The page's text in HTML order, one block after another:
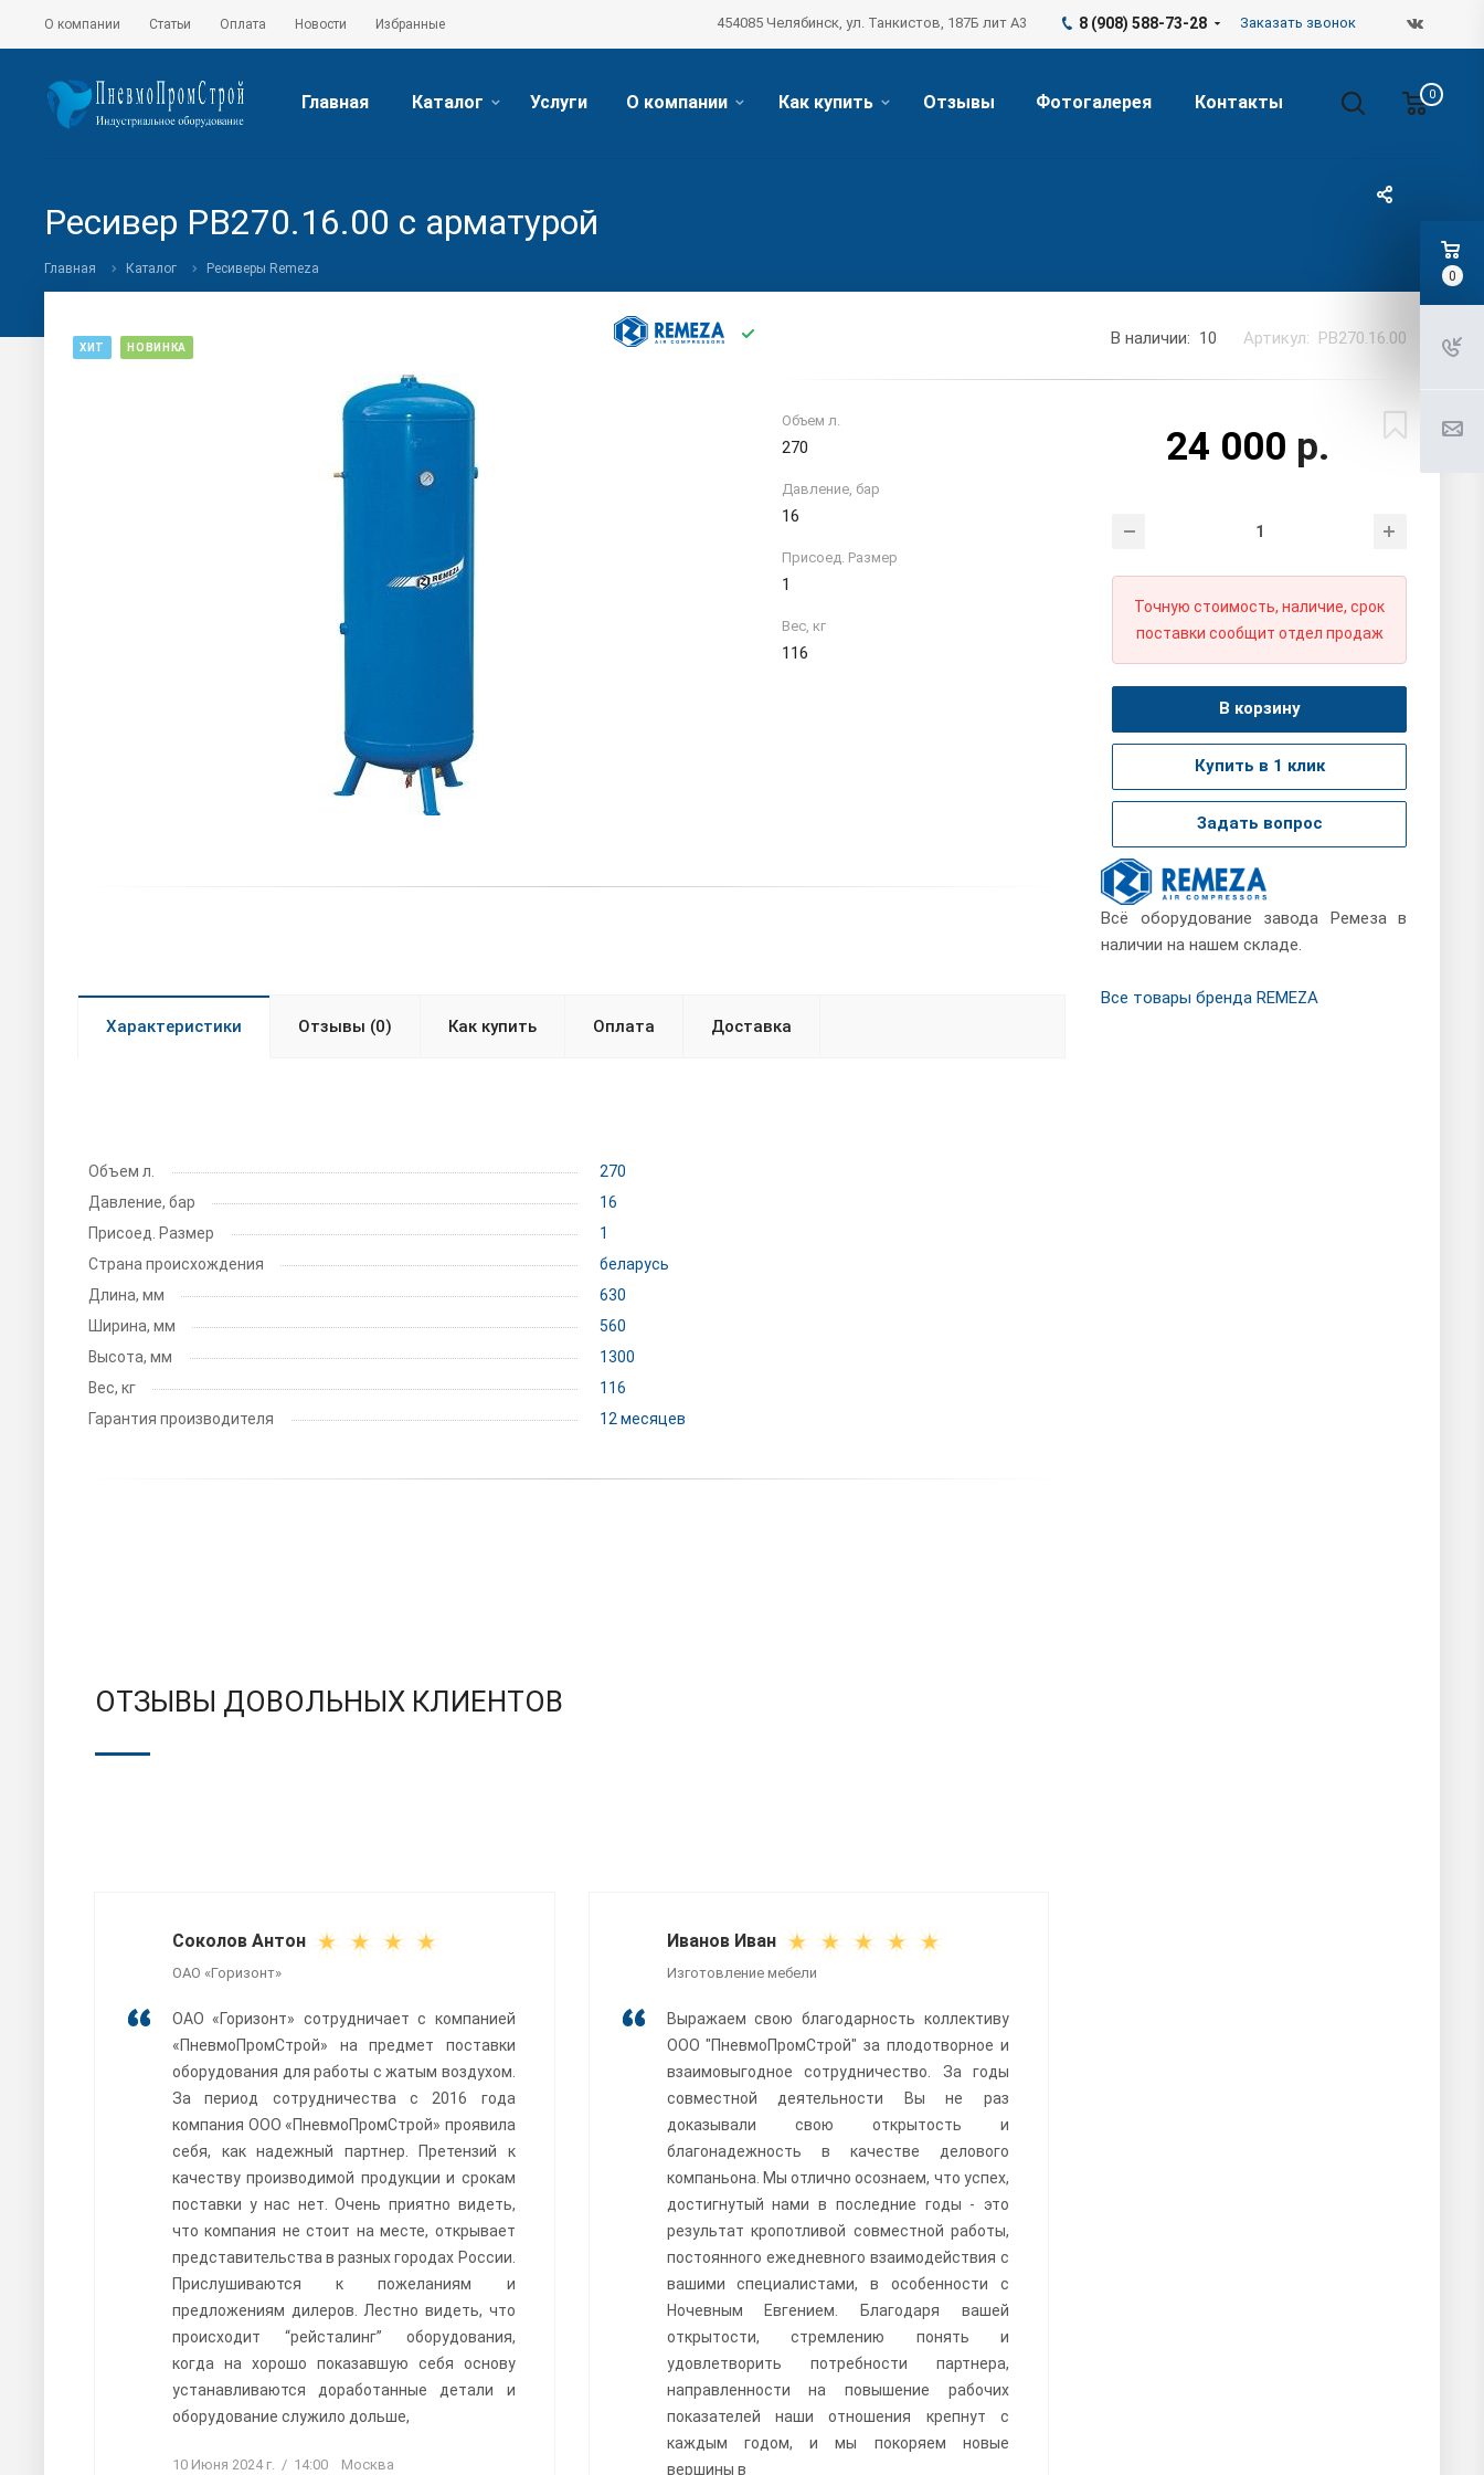
О компании Статьи Оплата Новости Избранные 8 (908) 588-73-28 Заказать звонок
454085 Челябинск, ул. Танкистов, 187Б лит А3
0
Главная Каталог Услуги О компании Как купить Отзывы Фотогалерея Контакты
Ресивер РВ270.16.00 с арматурой
Главная Каталог Ресиверы Remeza
ХИТ НОВИНКА В наличии: 10 Артикул: РВ270.16.00
Объем л.
270
Давление, бар
16
Присоед. Размер
1
Вес, кг
116
24 000 р.
Точную стоимость, наличие, срок
поставки сообщит отдел продаж
В корзину
Купить в 1 клик
Задать вопрос
Характеристики Отзывы (0) Как купить Оплата Доставка
Объем л.
270
Давление, бар
16
Присоед. Размер
1
Страна происхождения
беларусь
Длина, мм
630
Ширина, мм
560
Высота, мм
1300
Вес, кг
116
Гарантия производителя
12 месяцев
ОТЗЫВЫ ДОВОЛЬНЫХ КЛИЕНТОВ
Соколов Антон
ОАО «Горизонт»
ОАО «Горизонт» сотрудничает с компанией
«ПневмоПромСтрой» на предмет поставки
оборудования для работы с жатым воздухом.
За период сотрудничества с 2016 года
компания ООО «ПневмоПромСтрой» проявила
себя, как надежный партнер. Претензий к
качеству производимой продукции и срокам
поставки у нас нет. Очень приятно видеть,
что компания не стоит на месте, открывает
представительства в разных городах России.
Прислушиваются к пожеланиям и
предложениям дилеров. Лестно видеть, что
происходит “рейсталинг” оборудования,
когда на хорошо показавшую себя основу
устанавливаются доработанные детали и
оборудование служило дольше,
10 Июня 2024 г. / 14:00 Москва
Иванов Иван
Изготовление мебели
Выражаем свою благодарность коллективу
ООО "ПневмоПромСтрой" за плодотворное и
взаимовыгодное сотрудничество. За годы
совместной деятельности Вы не раз
доказывали свою открытость и
благонадежность в качестве делового
компаньона. Мы отлично осознаем, что успех,
достигнутый нами в последние годы - это
результат кропотливой совместной работы,
постоянного ежедневного взаимодействия с
вашими специалистами, в особенности с
Ночевным Евгением. Благодаря вашей
открытости, стремлению понять и
удовлетворить потребности партнера,
направленности на повышение рабочих
показателей наши отношения крепнут с
каждым годом, и мы покоряем новые
вершины в
Всё оборудование завода Ремеза в
наличии на нашем складе.
Все товары бренда REMEZA
0